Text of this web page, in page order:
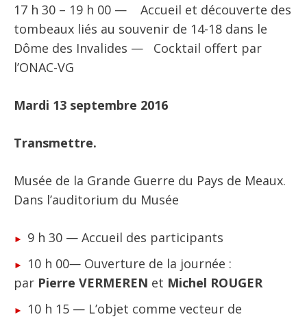
17 h 30 – 19 h 00 — Accueil et découverte des
tombeaux liés au souvenir de 14-18 dans le
Dôme des Invalides — Cocktail offert par
l’ONAC-VG
Mardi 13 septembre 2016
Transmettre.
Musée de la Grande Guerre du Pays de Meaux.
Dans l’auditorium du Musée
9 h 30 — Accueil des participants
10 h 00— Ouverture de la journée :
par Pierre VERMEREN et Michel ROUGER
10 h 15 — L’objet comme vecteur de